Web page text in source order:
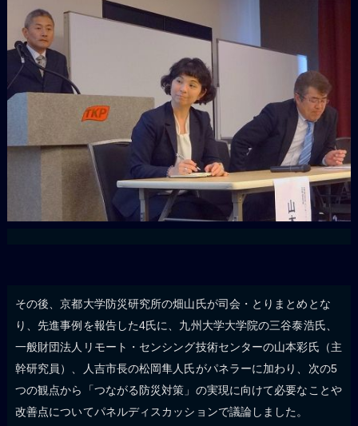
その後、京都大学防災研究所の畑山氏が司会・とりまとめとな
り、先進事例を報告した4氏に、九州大学大学院の三谷泰浩氏、
一般財団法人リモート・センシング技術センターの山本彩氏（主
幹研究員）、人吉市長の松岡隼人氏がパネラーに加わり、次の5
つの観点から「つながる防災対策」の実現に向けて必要なことや
改善点についてパネルディスカッションで議論しました。